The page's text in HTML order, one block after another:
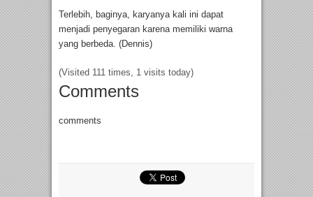
Terlebih, baginya, karyanya kali ini dapat
menjadi penyegaran karena memiliki warna
yang berbeda. (Dennis)
(Visited 111 times, 1 visits today)
Comments
comments